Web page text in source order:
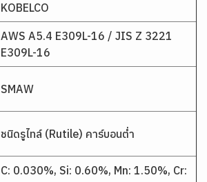
KOBELCO
AWS A5.4 E309L-16 / JIS Z 3221
E309L-16
SMAW
ชนิดรูไทล์ (Rutile) คาร์บอนต่ำ
C: 0.030%, Si: 0.60%, Mn: 1.50%, Cr: